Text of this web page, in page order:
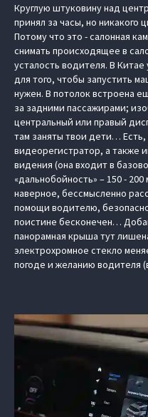
Круглую штуковину над
принял за часы, но никакого
Потому что это - салонная
снимать происходящее в
усталость водителя. В
для того, чтобы запустить
нужен. В потолок встроена
за задними пассажирами;
центральный или правый
там заняты твои дети…
видеорегистратор, а также
видения (она входит в
«дальнобойность» – 150 -
наверное, бессмысленно
помощи водителю,
поистине бесконечен…
панорамная крыша тут
электрохромное стекло
погоде и желанию водителя